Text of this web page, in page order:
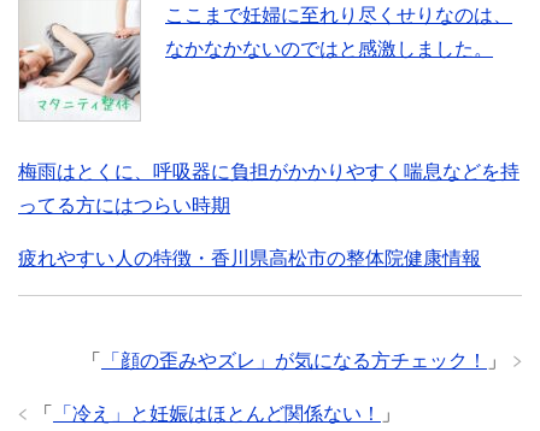
ここまで妊婦に至れり尽くせりなのは、
なかなかないのではと感激しました。
梅雨はとくに、呼吸器に負担がかかりやすく喘息などを持
ってる方にはつらい時期
疲れやすい人の特徴・香川県高松市の整体院健康情報
「 「顔の歪みやズレ」が気になる方チェック！ 」
「 「冷え」と妊娠はほとんど関係ない！ 」